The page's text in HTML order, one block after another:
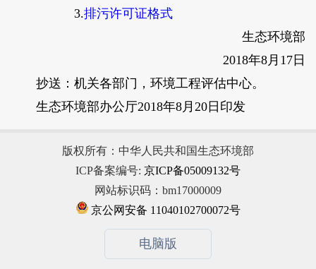
3.排污许可证格式
生态环境部
2018年8月17日
抄送：机关各部门，环境工程评估中心。
生态环境部办公厅2018年8月20日印发
版权所有：中华人民共和国生态环境部
ICP备案编号: 京ICP备05009132号
网站标识码：bm17000009
京公网安备 11040102700072号
电脑版